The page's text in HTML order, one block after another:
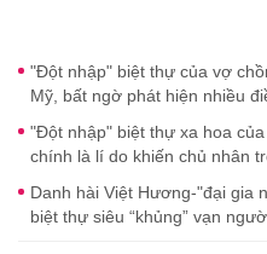
"Đột nhập" biệt thự của vợ
Mỹ, bất ngờ phát hiện nhiều
"Đột nhập" biệt thự xa hoa
chính là lí do khiến chủ nhân
Danh hài Việt Hương-"đại gia
biệt thự siêu “khủng” vạn